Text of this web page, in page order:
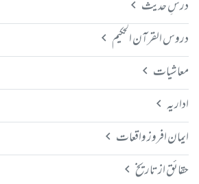
درسِ حدیث
دروس القرآن الحکیم
معاشیات
اداریہ
ایمان افروز واقعات
حقائق از تاریخ